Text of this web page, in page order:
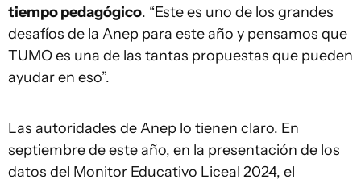
tiempo pedagógico. “Este es uno de los grandes
desafíos de la Anep para este año y pensamos que
TUMO es una de las tantas propuestas que pueden
ayudar en eso”.
Las autoridades de Anep lo tienen claro. En
septiembre de este año, en la presentación de los
datos del Monitor Educativo Liceal 2024, el